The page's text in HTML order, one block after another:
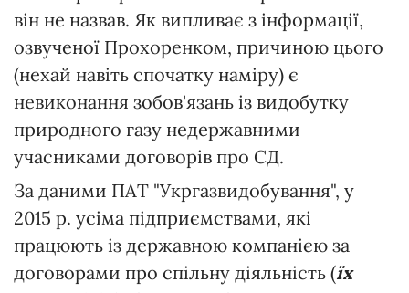
він не назвав. Як випливає з інформації,
озвученої Прохоренком, причиною цього
(нехай навіть спочатку наміру) є
невиконання зобов'язань із видобутку
природного газу недержавними
учасниками договорів про СД.
За даними ПАТ "Укргазвидобування", у
2015 р. усіма підприємствами, які
працюють із державною компанією за
договорами про спільну діяльність (їх